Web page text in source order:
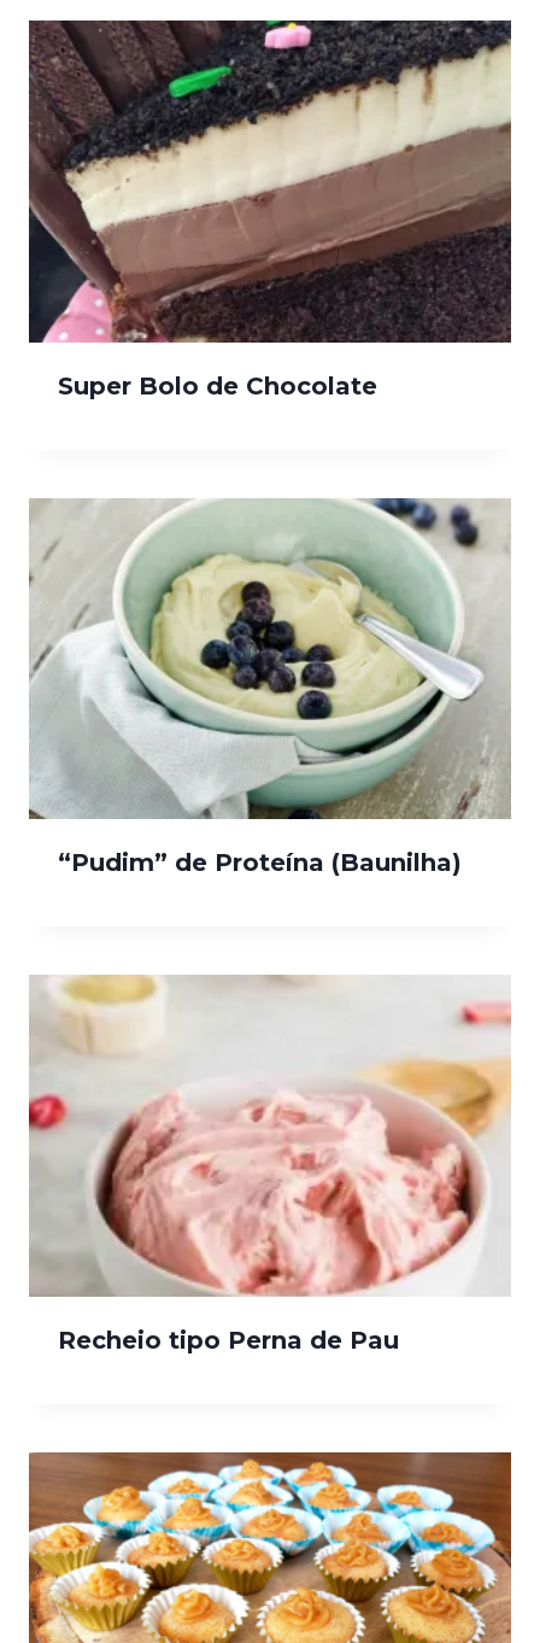
Super Bolo de Chocolate
“Pudim” de Proteína (Baunilha)
Recheio tipo Perna de Pau